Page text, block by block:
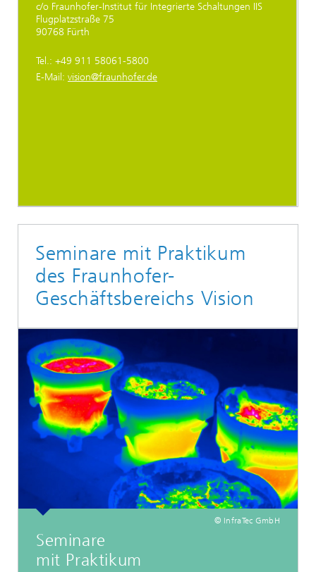
c/o Fraunhofer-Institut für Integrierte Schaltungen IIS
Flugplatzstraße 75
90768 Fürth
Tel.: +49 911 58061-5800
E-Mail: vision@fraunhofer.de
Seminare mit Praktikum
des Fraunhofer-
Geschäftsbereichs Vision
© InfraTec GmbH
Seminare
mit Praktikum